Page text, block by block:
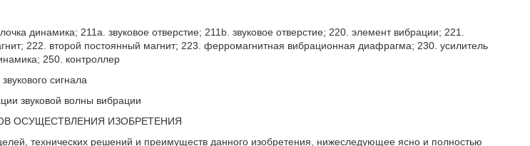
динамика; 211a. звуковое отверстие; 211b. звуковое отверстие; 220. элемент вибрации; 221.
222. второй постоянный магнит; 223. ферромагнитная вибрационная диафрагма; 230. усилитель
250. контроллер
сигнала
звуковой волны вибрации
ОСУЩЕСТВЛЕНИЯ ИЗОБРЕТЕНИЯ
технических решений и преимуществ данного изобретения, нижеследующее ясно и полностью